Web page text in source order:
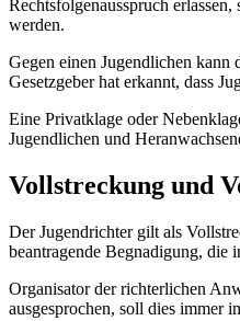
Rechtsfolgenausspruch
werden.
Gegen einen Jugendlichen
Gesetzgeber hat erkannt, dass
Eine Privatklage oder
Jugendlichen und
Vollstreckung und
Der Jugendrichter gilt als
beantragende Begnadigung,
Organisator der richterlichen
ausgesprochen, soll dies immer